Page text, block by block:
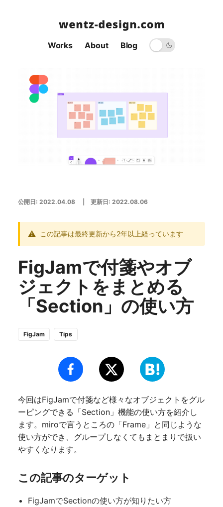
Works About Blog
公開日: 2022.04.08 | 更新日: 2022.08.06
この記事は最終更新から2年以上経っています
FigJamで付箋やオブ
ジェクトをまとめる
「Section」の使い方
FigJam Tips
今回はFigJamで付箋など様々なオブジェクトをグル
ーピングできる「Section」機能の使い方を紹介し
ます。miroで言うところの「Frame」と同じような
使い方ができ、グループしなくてもまとまりで扱い
やすくなります。
この記事のターゲット
FigJamでSectionの使い方が知りたい方